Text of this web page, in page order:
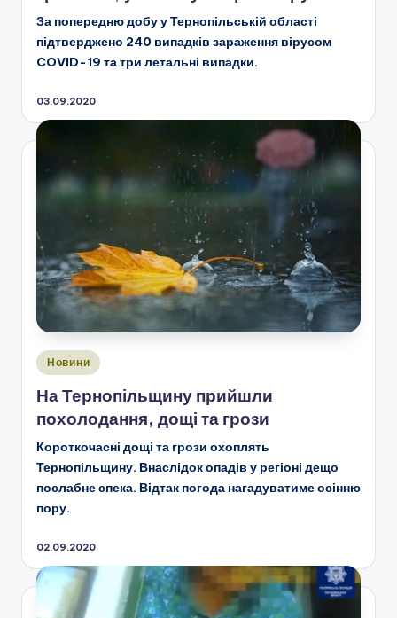
За попередню добу у Тернопільській області
підтверджено 240 випадків зараження вірусом
COVID-19 та три летальні випадки.
03.09.2020
Опубліковано
Новини
На Тернопільщину прийшли
похолодання, дощі та грози
Короткочасні дощі та грози охоплять
Тернопільщину. Внаслідок опадів у регіоні дещо
послабне спека. Відтак погода нагадуватиме осінню
пору.
02.09.2020